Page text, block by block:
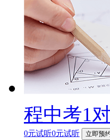
程中考1
0元试听0元试听 立即预